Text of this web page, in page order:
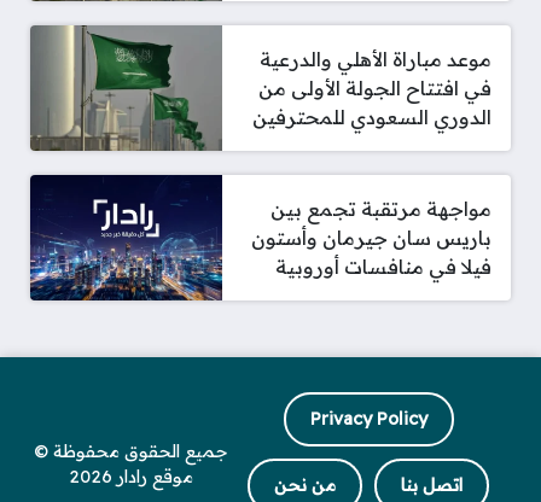
موعد مباراة الأهلي والدرعية
في افتتاح الجولة الأولى من
الدوري السعودي للمحترفين
مواجهة مرتقبة تجمع بين
باريس سان جيرمان وأستون
فيلا في منافسات أوروبية
Privacy Policy
اتصل بنا من نحن
جميع الحقوق محفوظة ©
موقع رادار 2026